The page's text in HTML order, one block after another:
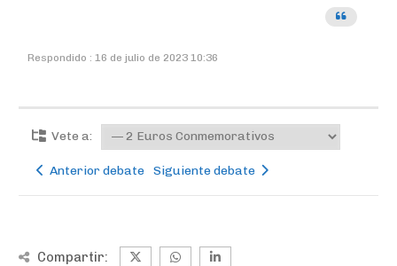
Respondido : 16 de julio de 2023 10:36
Vete a:
Anterior debate Siguiente debate
Compartir: